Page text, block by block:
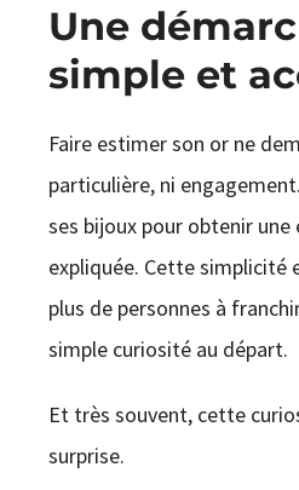
Une
simple et
Faire estimer son or ne
particulière, ni
ses bijoux pour obtenir
expliquée. Cette simplicité
plus de personnes à
simple curiosité au départ.
Et très souvent, cette
surprise.